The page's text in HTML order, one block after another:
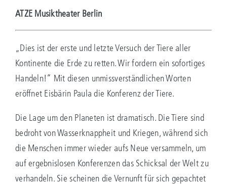
ATZE Musiktheater Berlin
„Dies ist der erste und letzte Versuch der Tiere aller
Kontinente die Erde zu retten. Wir fordern ein sofortiges
Handeln!“ Mit diesen unmissverständlichen Worten
eröffnet Eisbärin Paula die Konferenz der Tiere.
Die Lage um den Planeten ist dramatisch. Die Tiere sind
bedroht von Wasserknappheit und Kriegen, während sich
die Menschen immer wieder aufs Neue versammeln, um
auf ergebnislosen Konferenzen das Schicksal der Welt zu
verhandeln. Sie scheinen die Vernunft für sich gepachtet